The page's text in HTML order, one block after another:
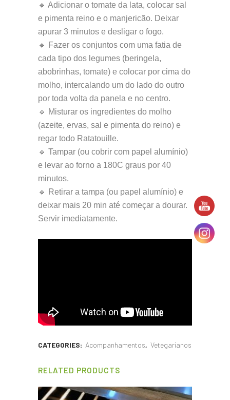
🔹 Adicionar o tomate da lata, colocar sal
e pimenta reino e o manjericão. Deixar
apurar 3 minutos e desligar o fogo.
🔹 Fazer os conjuntos com uma fatia de
cada tipo dos legumes (beringela,
abobrinhas, tomate) e colocar por cima do
molho, intercalando um do lado do outro
por toda volta da panela e no centro.
🔹 Misturar os ingredientes do molho
(azeite, ervas, sal e pimenta do reino) e
regar todo Ratatouille.
🔹 Tampar (ou cobrir com papel alumínio)
e levar ao forno a 180C graus por 40
minutos.
🔹 Retirar a tampa (ou papel alumínio) e
deixar mais 20 min até começar a dourar.
Servir imediatamente.
CATEGORIES: Acompanhamentos, Vetegarianos
RELATED PRODUCTS